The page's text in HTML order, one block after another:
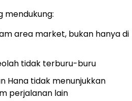
mendukung:
area market, bukan hanya di
tidak terburu-buru
Hana tidak menunjukkan
perjalanan lain